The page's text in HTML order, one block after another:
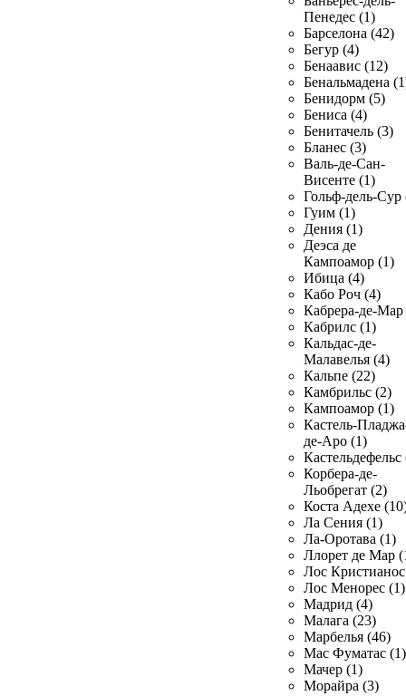
Пенедес (1)
Барселона (42)
Бегур (4)
Бенаавис (12)
Бенальмадена
Бенидорм (5)
Бениса (4)
Бенитачель (3)
Бланес (3)
Валь-де-Сан-
Висенте (1)
Гольф-дель-Сур
Гуим (1)
Дения (1)
Деэса де
Кампоамор (1)
Ибица (4)
Кабо Роч (4)
Кабрера-де-Мар
Кабрилс (1)
Кальдас-де-
Малавелья (4)
Кальпе (22)
Камбрильс (2)
Кампоамор (1)
Кастель-
де-Аро (1)
Кастельдефельс
Корбера-де-
Льобрегат (2)
Коста Адехе
Ла Сения (1)
Ла-Оротава (1)
Ллорет де Мар
Лос
Лос Менорес (1)
Мадрид (4)
Малага (23)
Марбелья (46)
Мас Фуматас (1)
Мачер (1)
Морайра (3)